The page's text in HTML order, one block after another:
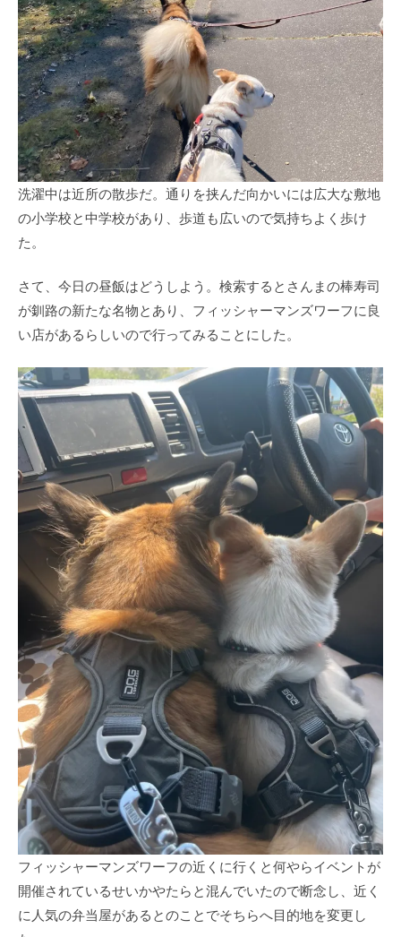
洗濯中は近所の散歩だ。通りを挟んだ向かいには広大な敷地
の小学校と中学校があり、歩道も広いので気持ちよく歩け
た。
さて、今日の昼飯はどうしよう。検索するとさんまの棒寿司
が釧路の新たな名物とあり、フィッシャーマンズワーフに良
い店があるらしいので行ってみることにした。
フィッシャーマンズワーフの近くに行くと何やらイベントが
開催されているせいかやたらと混んでいたので断念し、近く
に人気の弁当屋があるとのことでそちらへ目的地を変更し